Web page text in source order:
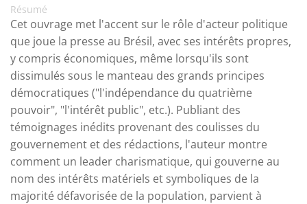
Résumé
Cet ouvrage met l'accent sur le rôle d'acteur politique
que joue la presse au Brésil, avec ses intérêts propres,
y compris économiques, même lorsqu'ils sont
dissimulés sous le manteau des grands principes
démocratiques ("l'indépendance du quatrième
pouvoir", "l'intérêt public", etc.). Publiant des
témoignages inédits provenant des coulisses du
gouvernement et des rédactions, l'auteur montre
comment un leader charismatique, qui gouverne au
nom des intérêts matériels et symboliques de la
majorité défavorisée de la population, parvient à